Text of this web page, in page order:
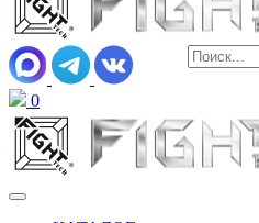
0